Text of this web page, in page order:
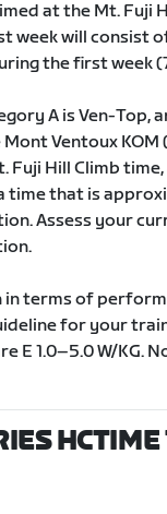
at the Mt. Fuji
week will consist
the first week
A is Ven-Top,
Ventoux KOM
Hill Climb
time that is
Assess your
in terms of
for your
E 1.0–5.0 W/KG.